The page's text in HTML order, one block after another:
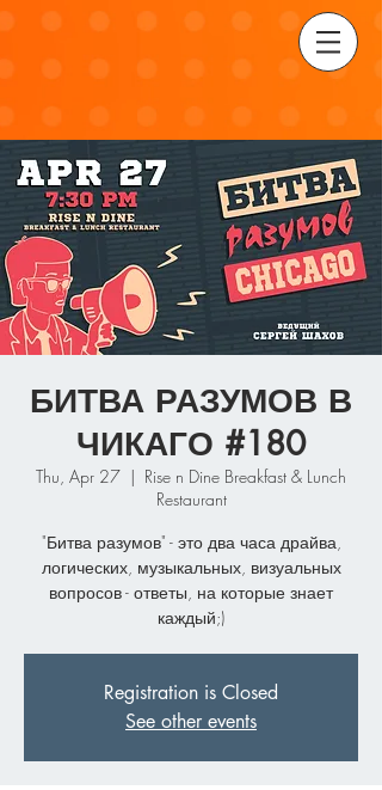
БИТВА РАЗУМОВ В
ЧИКАГО #180
Thu, Apr 27
  |
Rise n Dine Breakfast & Lunch
Restaurant
"Битва разумов" - это два часа драйва,
логических, музыкальных, визуальных
вопросов - ответы, на которые знает
каждый;)
Registration is Closed
See other events